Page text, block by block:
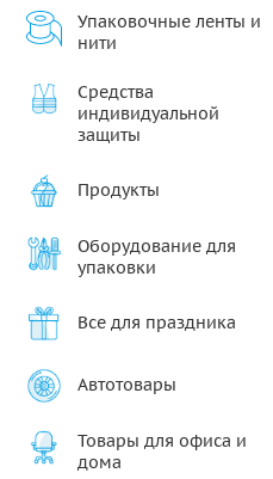
Упаковочные ленты и
нити
Средства
индивидуальной
защиты
Продукты
Оборудование для
упаковки
Все для праздника
Автотовары
Товары для офиса и
дома